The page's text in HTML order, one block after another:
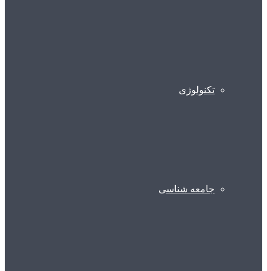
تکنولوژی
جامعه شناسی